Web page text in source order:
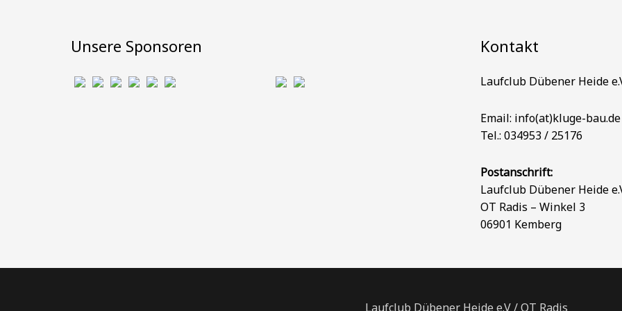
Unsere Sponsoren Kontakt
Laufclub Dübener Heide
Email: info(at)kluge-bau.de
Tel.: 034953 / 25176
Postanschrift:
Laufclub Dübener Heide
OT Radis – Winkel 3
06901 Kemberg
Laufclub Dübener Heide e.V / OT Radis